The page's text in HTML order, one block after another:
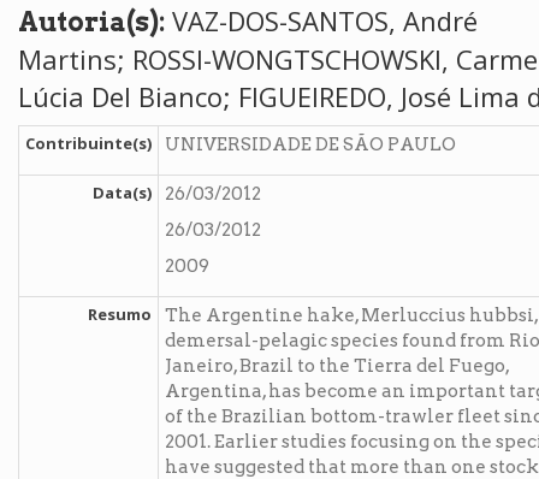
Autoria(s): VAZ-DOS-SANTOS, André
Martins; ROSSI-WONGTSCHOWSKI,
Lúcia Del Bianco; FIGUEIREDO, José Lima
Contribuinte(s) UNIVERSIDADE DE SÃO PAULO
Data(s)
26/03/2012
26/03/2012
2009
Resumo
The Argentine hake, Merluccius hubbsi,
demersal-pelagic species found from
Janeiro, Brazil to the Tierra del Fuego,
Argentina, has become an important
of the Brazilian bottom-trawler fleet
2001. Earlier studies focusing on the
have suggested that more than one stock